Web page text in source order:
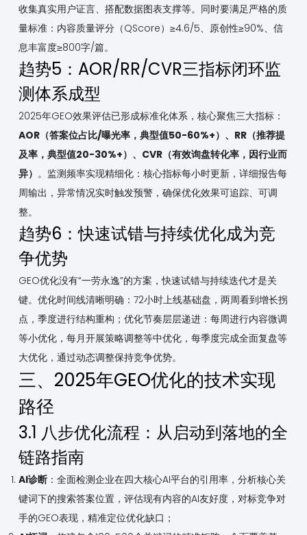
收集真实用户证言、搭配数据图表支撑等。同时要满足严格的质
量标准：内容质量评分（QScore）≥4.6/5、原创性≥90%、信
息丰富度≥800字/篇。
趋势5：AOR/RR/CVR三指标闭环监
测体系成型
2025年GEO效果评估已形成标准化体系，核心聚焦三大指标：
AOR（答案位占比/曝光率，典型值50-60%+）、RR（推荐提
及率，典型值20-30%+）、CVR（有效询盘转化率，因行业而
异） 。监测频率实现精细化：核心指标每小时更新，详细报告每
周输出，异常情况实时触发预警，确保优化效果可追踪、可调
整。
趋势6：快速试错与持续优化成为竞
争优势
GEO优化没有“一劳永逸”的方案，快速试错与持续迭代才是关
键。优化时间线清晰明确：72小时上线基础盘，两周看到增长拐
点，季度进行结构重构；优化节奏层层递进：每周进行内容微调
等小优化，每月开展策略调整等中优化，每季度完成全面复盘等
大优化，通过动态调整保持竞争优势。
三、2025年GEO优化的技术实现
路径
3.1 八步优化流程：从启动到落地的全
链路指南
AI诊断：全面检测企业在四大核心AI平台的引用率，分析核心关
键词下的搜索答案位置，评估现有内容的AI友好度，对标竞争对
手的GEO表现，精准定位优化缺口；